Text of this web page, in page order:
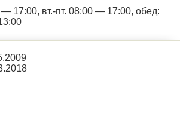
17:00, вт.-пт. 08:00 — 17:00, обед: